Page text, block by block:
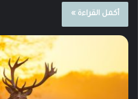
أكمل القراءة »